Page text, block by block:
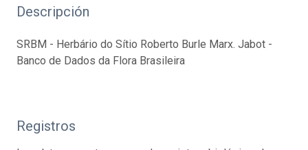
Descripción
SRBM - Herbário do Sítio Roberto Burle Marx. Jabot -
Banco de Dados da Flora Brasileira
Registros